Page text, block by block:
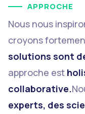
APPROCHE
Nous nous
croyons
solutions sont
approche est
collaborative.
experts, des